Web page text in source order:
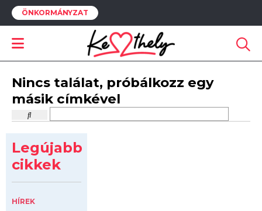
ÖNKORMÁNYZAT
Nincs találat, próbálkozz egy
másik címkével
Legújabb
cikkek
HÍREK